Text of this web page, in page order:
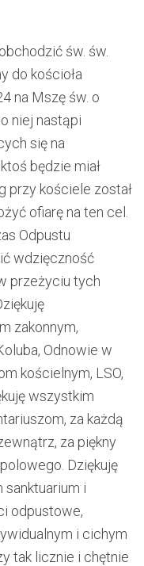
bchodzić św. św.
do kościoła
na Mszę św. o
niej nastąpi
się na
będzie miał
przy kościele został
ofiarę na ten cel.
Odpustu
wdzięczność
przeżyciu tych
zakonnym,
Odnowie w
kościelnym, LSO,
wszystkim
za każdą
za piękny
Dziękuję
i
odpustowe,
i cichym
tak licznie i chętnie